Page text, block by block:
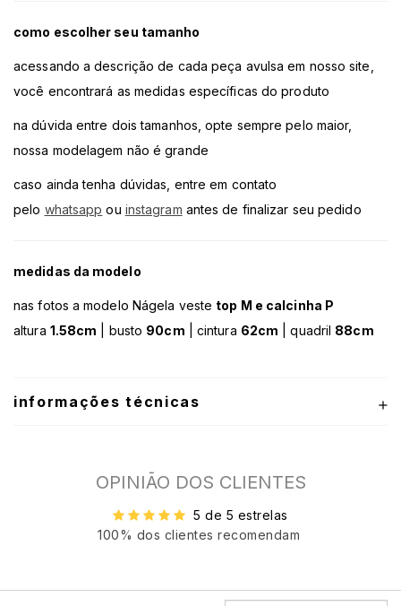
como escolher seu tamanho
acessando a descrição de cada peça avulsa em nosso site,
você encontrará as medidas específicas do produto
na dúvida entre dois tamanhos, opte sempre pelo maior,
nossa modelagem não é grande
caso ainda tenha dúvidas, entre em contato
pelo whatsapp ou instagram antes de finalizar seu pedido
medidas da modelo
nas fotos a modelo Nágela veste top M e calcinha P
altura 1.58cm | busto 90cm | cintura 62cm | quadril 88cm
informações técnicas
OPINIÃO DOS CLIENTES
5 de 5 estrelas
100% dos clientes recomendam